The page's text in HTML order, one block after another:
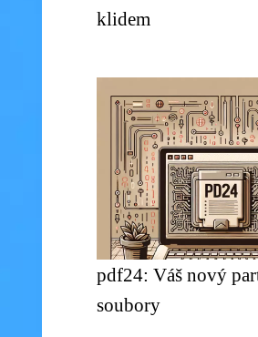
klidem
pdf24: Váš nový
soubory